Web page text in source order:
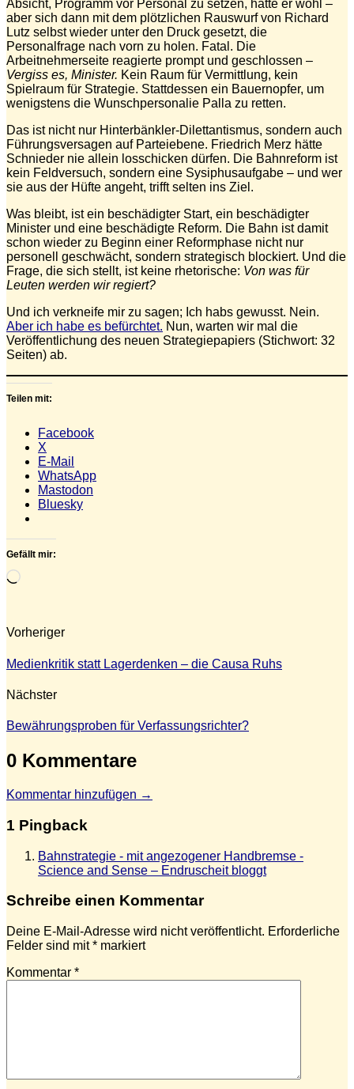
Absicht, Programm vor Personal zu setzen, hatte er wohl –
aber sich dann mit dem plötzlichen Rauswurf von Richard
Lutz selbst wieder unter den Druck gesetzt, die
Personalfrage nach vorn zu holen. Fatal. Die
Arbeitnehmerseite reagierte prompt und geschlossen –
Vergiss es, Minister. Kein Raum für Vermittlung, kein
Spielraum für Strategie. Stattdessen ein Bauernopfer, um
wenigstens die Wunschpersonalie Palla zu retten.
Das ist nicht nur Hinterbänkler-Dilettantismus, sondern auch
Führungsversagen auf Parteiebene. Friedrich Merz hätte
Schnieder nie allein losschicken dürfen. Die Bahnreform ist
kein Feldversuch, sondern eine Sysiphusaufgabe – und wer
sie aus der Hüfte angeht, trifft selten ins Ziel.
Was bleibt, ist ein beschädigter Start, ein beschädigter
Minister und eine beschädigte Reform. Die Bahn ist damit
schon wieder zu Beginn einer Reformphase nicht nur
personell geschwächt, sondern strategisch blockiert. Und die
Frage, die sich stellt, ist keine rhetorische: Von was für
Leuten werden wir regiert?
Und ich verkneife mir zu sagen; Ich habs gewusst. Nein.
Aber ich habe es befürchtet. Nun, warten wir mal die
Veröffentlichung des neuen Strategiepapiers (Stichwort: 32
Seiten) ab.
Teilen mit:
Facebook
X
E-Mail
WhatsApp
Mastodon
Bluesky
Gefällt mir:
Wird
Vorheriger
Medienkritik statt Lagerdenken – die Causa Ruhs
Nächster
Bewährungsproben für Verfassungsrichter?
0 Kommentare
Kommentar hinzufügen →
1 Pingback
Bahnstrategie - mit angezogener Handbremse -
Science and Sense – Endruscheit bloggt
Schreibe einen Kommentar
Deine E-Mail-Adresse wird nicht veröffentlicht. Erforderliche
Felder sind mit* markiert
Kommentar *